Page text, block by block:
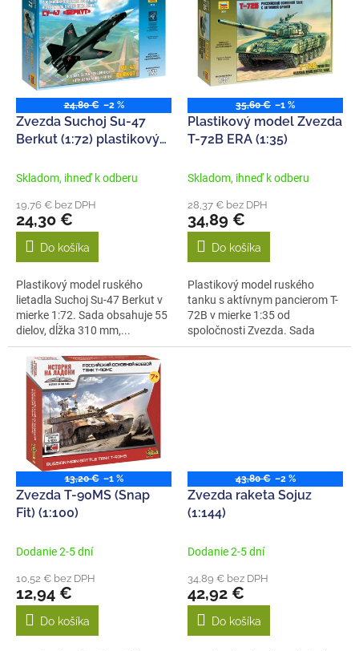
d
24,80 € –2 %
Zvezda Suchoj Su-47
Berkut (1:72) plastikový
Skladom, ihneď k odberu
19,76 € bez DPH
24,30 €
Do košíka
Plastikový model ruského
lietadla Suchoj Su-47 Berkut v
mierke 1:72. Sada obsahuje 55
dielov, dĺžka 310 mm,...
35,60 € –1 %
Plastikový model Zvezda
T-72B ERA (1:35)
Skladom, ihneď k odberu
28,37 € bez DPH
34,89 €
Do košíka
Plastikový model ruského
tanku s aktívnym pancierom T-
72B v mierke 1:35 od
spoločnosti Zvezda. Sada
obsahuje 304...
13,20 € –1 %
Zvezda T-90MS (Snap
Fit) (1:100)
Dodanie 2-5 dní
10,52 € bez DPH
12,94 €
Do košíka
43,80 € –2 %
Zvezda raketa Sojuz
(1:144)
Dodanie 2-5 dní
34,89 € bez DPH
42,92 €
Do košíka